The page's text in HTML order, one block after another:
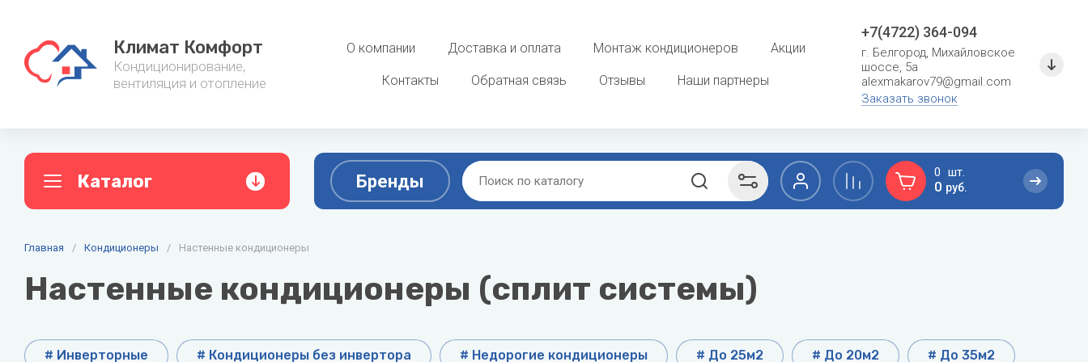
Климат Комфорт
Кондиционирование,
вентиляция и отопление
О компании Доставка и оплата Монтаж кондиционеров Акции
Контакты Обратная связь Отзывы Наши партнеры
+7(4722) 364-094
г. Белгород, Михайловское
шоссе, 5а
alexmakarov79@gmail.com
Заказать звонок
Кондиционеры
Настенные кондиционеры
Мобильные кондиционеры
Фанкойлы
Канальные фанкойлы
Настенные фанкойлы
Увлажнители воздуха
Каталог Бренды
A
Aquario
B
Belluna
DAB
Dahaci
Dahatsu Fujitsu Gree
0
0 руб.
Главная / Кондиционеры / Настенные кондиционеры
Настенные кондиционеры (сплит системы)
# Инверторные # Кондиционеры без инвертора # Недорогие кондиционеры # До 25м2 # До 20м2 # До 35м2